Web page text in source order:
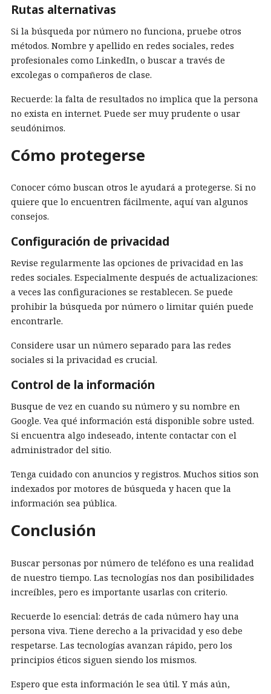
Rutas alternativas
Si la búsqueda por número no funciona, pruebe otros
métodos. Nombre y apellido en redes sociales, redes
profesionales como LinkedIn, o buscar a través de
excolegas o compañeros de clase.
Recuerde: la falta de resultados no implica que la persona
no exista en internet. Puede ser muy prudente o usar
seudónimos.
Cómo protegerse
Conocer cómo buscan otros le ayudará a protegerse. Si no
quiere que lo encuentren fácilmente, aquí van algunos
consejos.
Configuración de privacidad
Revise regularmente las opciones de privacidad en las
redes sociales. Especialmente después de actualizaciones:
a veces las configuraciones se restablecen. Se puede
prohibir la búsqueda por número o limitar quién puede
encontrarle.
Considere usar un número separado para las redes
sociales si la privacidad es crucial.
Control de la información
Busque de vez en cuando su número y su nombre en
Google. Vea qué información está disponible sobre usted.
Si encuentra algo indeseado, intente contactar con el
administrador del sitio.
Tenga cuidado con anuncios y registros. Muchos sitios son
indexados por motores de búsqueda y hacen que la
información sea pública.
Conclusión
Buscar personas por número de teléfono es una realidad
de nuestro tiempo. Las tecnologías nos dan posibilidades
increíbles, pero es importante usarlas con criterio.
Recuerde lo esencial: detrás de cada número hay una
persona viva. Tiene derecho a la privacidad y eso debe
respetarse. Las tecnologías avanzan rápido, pero los
principios éticos siguen siendo los mismos.
Espero que esta información le sea útil. Y más aún,